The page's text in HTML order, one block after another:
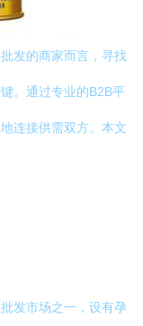
发的商家而言，寻找
。通过专业的B2B平
连接供需双方。本文
发市场之一，设有孕